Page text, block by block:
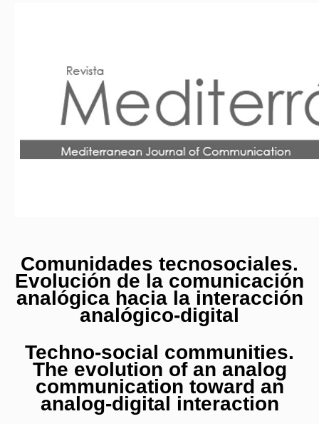
Comunidades tecnosociales.
Evolución de la comunicación
analógica hacia la interacción
analógico-digital
Techno-social communities.
The evolution of an analog
communication toward an
analog-digital interaction